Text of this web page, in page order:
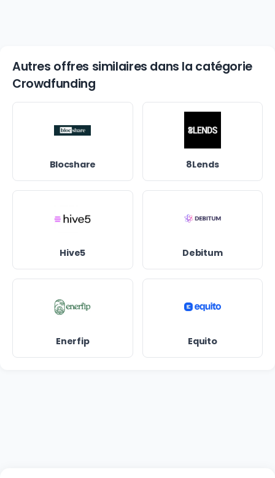
Autres offres similaires dans la catégorie
Crowdfunding
Blocshare 8Lends
Hive5 Debitum
Enerfip Equito